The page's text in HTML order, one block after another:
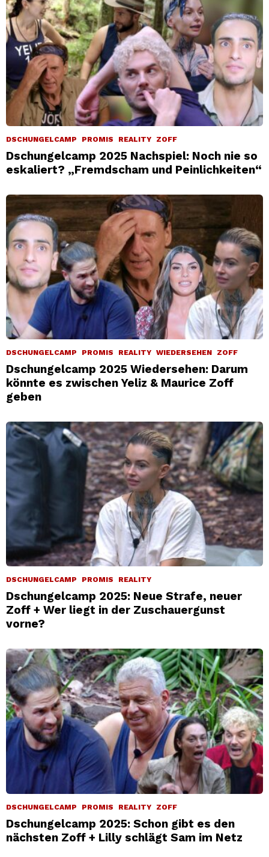
DSCHUNGELCAMP PROMIS REALITY ZOFF
Dschungelcamp 2025 Nachspiel: Noch nie so
eskaliert? „Fremdscham und Peinlichkeiten“
DSCHUNGELCAMP PROMIS REALITY WIEDERSEHEN ZOFF
Dschungelcamp 2025 Wiedersehen: Darum
könnte es zwischen Yeliz & Maurice Zoff
geben
DSCHUNGELCAMP PROMIS REALITY
Dschungelcamp 2025: Neue Strafe, neuer
Zoff + Wer liegt in der Zuschauergunst
vorne?
DSCHUNGELCAMP PROMIS REALITY ZOFF
Dschungelcamp 2025: Schon gibt es den
nächsten Zoff + Lilly schlägt Sam im Netz